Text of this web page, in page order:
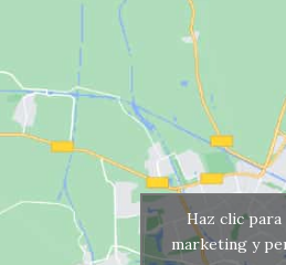
Haz clic
marketing y